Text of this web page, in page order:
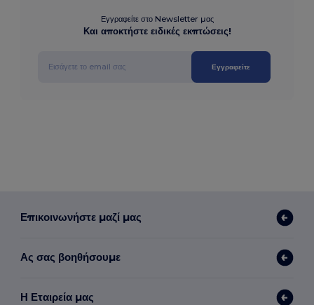
Εγγραφείτε στο Newsletter μας
Και αποκτήστε ειδικές εκπτώσεις!
Εγγραφείτε
Επικοινωνήστε μαζί μας
Ας σας βοηθήσουμε
Η Εταιρεία μας